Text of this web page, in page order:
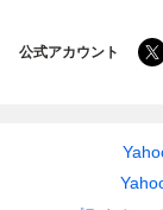
公式アカウント